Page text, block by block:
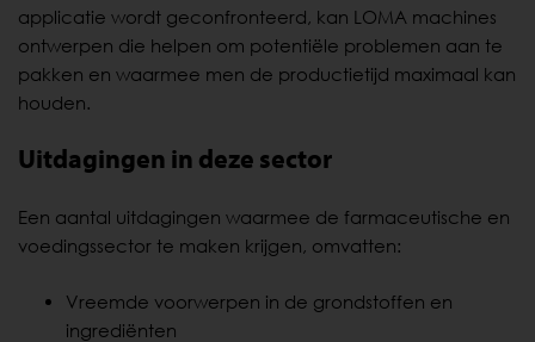
applicatie wordt geconfronteerd, kan LOMA machines
ontwerpen die helpen om potentiële problemen aan te
pakken en waarmee men de productietijd maximaal kan
houden.
Uitdagingen in deze sector
Een aantal uitdagingen waarmee de farmaceutische en
voedingssector te maken krijgen, omvatten:
Vreemde voorwerpen in de grondstoffen en
ingrediënten